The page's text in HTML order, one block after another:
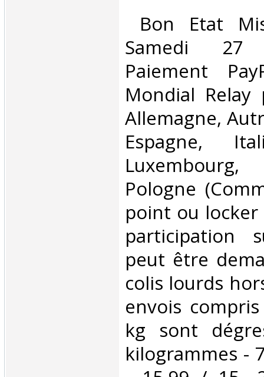
Bon Etat
Samedi 27
Paiement
Mondial
Allemagne,
Espagne,
Pologne
point ou locker
participation
peut être
colis lourds
envois
kg sont
kilogrammes -